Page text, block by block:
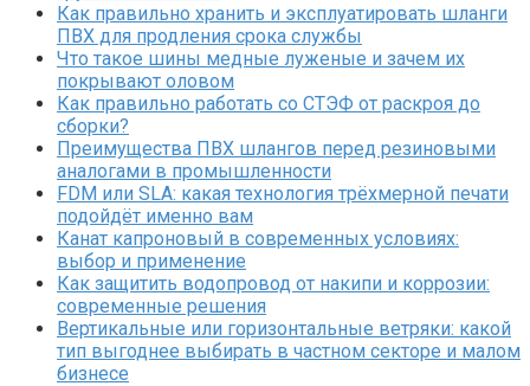
Как правильно хранить и эксплуатировать шланги
ПВХ для продления срока службы
Что такое шины медные луженые и зачем их
покрывают оловом
Как правильно работать со СТЭФ от раскроя до
сборки?
Преимущества ПВХ шлангов перед резиновыми
аналогами в промышленности
FDM или SLA: какая технология трёхмерной печати
подойдёт именно вам
Канат капроновый в современных условиях:
выбор и применение
Как защитить водопровод от накипи и коррозии:
современные решения
Вертикальные или горизонтальные ветряки: какой
тип выгоднее выбирать в частном секторе и малом
бизнесе